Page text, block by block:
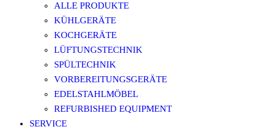
ALLE PRODUKTE
KÜHLGERÄTE
KOCHGERÄTE
LÜFTUNGSTECHNIK
SPÜLTECHNIK
VORBEREITUNGSGERÄTE
EDELSTAHLMÖBEL
REFURBISHED EQUIPMENT
SERVICE